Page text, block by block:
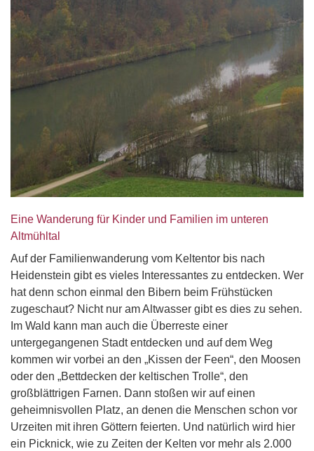
Eine Wanderung für Kinder und Familien im unteren
Altmühltal
Auf der Familienwanderung vom Keltentor bis nach
Heidenstein gibt es vieles Interessantes zu entdecken. Wer
hat denn schon einmal den Bibern beim Frühstücken
zugeschaut? Nicht nur am Altwasser gibt es dies zu sehen.
Im Wald kann man auch die Überreste einer
untergegangenen Stadt entdecken und auf dem Weg
kommen wir vorbei an den „Kissen der Feen“, den Moosen
oder den „Bettdecken der keltischen Trolle“, den
großblättrigen Farnen. Dann stoßen wir auf einen
geheimnisvollen Platz, an denen die Menschen schon vor
Urzeiten mit ihren Göttern feierten. Und natürlich wird hier
ein Picknick, wie zu Zeiten der Kelten vor mehr als 2.000